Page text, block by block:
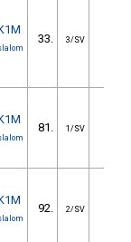
33. 3/SV
81. 1/SV
92. 2/SV